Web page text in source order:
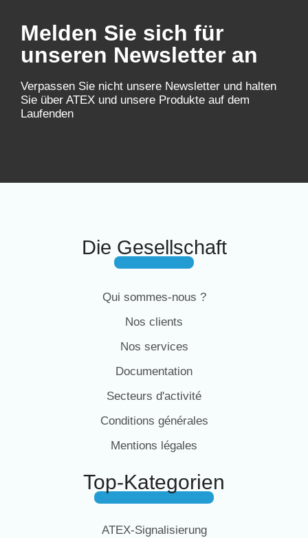
Melden Sie sich für
unseren Newsletter an
Verpassen Sie nicht unsere Newsletter und halten
Sie über ATEX und unsere Produkte auf dem
Laufenden
Die Gesellschaft
Qui sommes-nous ?
Nos clients
Nos services
Documentation
Secteurs d'activité
Conditions générales
Mentions légales
Top-Kategorien
ATEX-Signalisierung